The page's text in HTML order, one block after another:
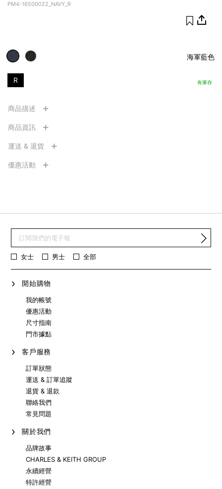
PM4-16500022_NAVY_R
海軍藍色
R 有庫存
商品描述
商品資訊
運送 & 退貨
優惠活動
女士 男士 全部
開始購物
我的帳號
優惠活動
尺寸指南
門市據點
客戶服務
訂單狀態
運送 & 訂單追蹤
退貨 & 退款
聯絡我們
常見問題
關於我們
品牌故事
CHARLES & KEITH GROUP
永續經營
特許經營